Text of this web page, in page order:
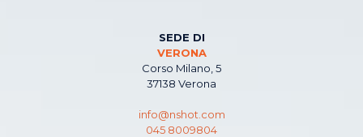
SEDE DI
VERONA
Corso Milano, 5
37138 Verona
info@nshot.com
045 8009804